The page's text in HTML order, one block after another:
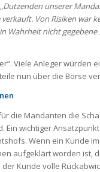
Dut­zen­den unse­rer
Von Risi­ken war
Wahr­heit nicht
Viele Anle­ger wür­den
nun über die Börse
die Man­dan­ten die
wich­ti­ger
Wenn ein Kunde
auf­ge­klärt wor­den ist,
Kunde volle